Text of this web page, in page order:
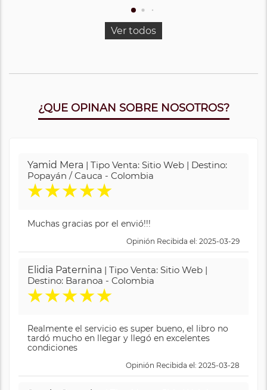
Ver todos
¿QUE OPINAN SOBRE NOSOTROS?
Yamid Mera | Tipo Venta: Sitio Web | Destino:
Popayán / Cauca - Colombia
★★★★★
Muchas gracias por el envió!!!
Opinión Recibida el: 2025-03-29
Elidia Paternina | Tipo Venta: Sitio Web |
Destino: Baranoa - Colombia
★★★★★
Realmente el servicio es super bueno, el libro no
tardó mucho en llegar y llegó en excelentes
condiciones
Opinión Recibida el: 2025-03-28